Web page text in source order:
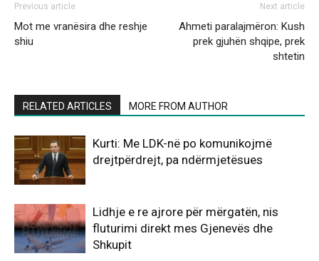
Previous article
Mot me vranësira dhe reshje
shiu
Next article
Ahmeti paralajmëron: Kush
prek gjuhën shqipe, prek
shtetin
RELATED ARTICLES MORE FROM AUTHOR
Kurti: Me LDK-në po komunikojmë
drejtpërdrejt, pa ndërmjetësues
Lidhje e re ajrore për mërgatën, nis
fluturimi direkt mes Gjenevës dhe
Shkupit